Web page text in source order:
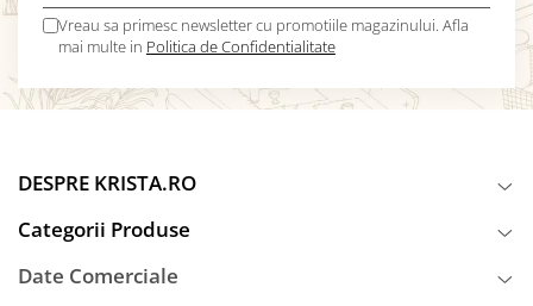
Vreau sa primesc newsletter cu promotiile magazinului. Afla
mai multe in Politica de Confidentialitate
DESPRE KRISTA.RO
Categorii Produse
Date Comerciale